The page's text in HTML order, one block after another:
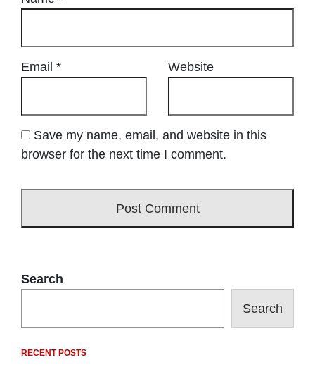
Email * Website
Save my name, email, and website in this
browser for the next time I comment.
Search
Search
RECENT POSTS